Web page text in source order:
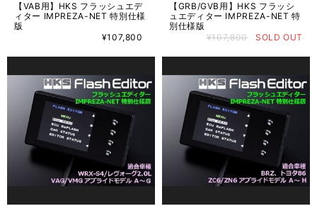
【VAB用】HKS フラッシュエデ
ィター IMPREZA-NET 特別仕様
版
¥107,800
【GRB/GVB用】HKS フラッシ
ュエディター IMPREZA-NET 特
別仕様版
¥107,800
SOLD OUT